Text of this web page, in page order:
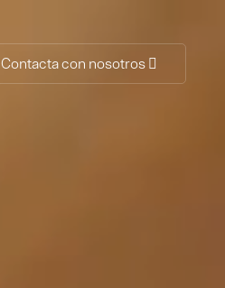
Contacta con nosotros 